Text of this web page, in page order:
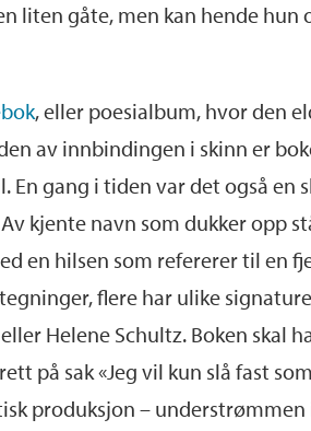
liten gåte, men kan hende
, eller poesialbum, hvor den
av innbindingen i skinn er
gang i tiden var det også en
kjente navn som dukker opp
en hilsen som refererer til en
flere har ulike
Helene Schultz. Boken skal
på sak «Jeg vil kun slå fast
produksjon – understrømmen